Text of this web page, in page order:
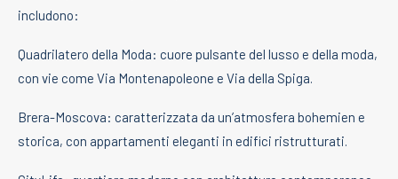
includono:
Quadrilatero della Moda: cuore pulsante del lusso e della moda,
con vie come Via Montenapoleone e Via della Spiga.
Brera-Moscova: caratterizzata da un’atmosfera bohemien e
storica, con appartamenti eleganti in edifici ristrutturati.